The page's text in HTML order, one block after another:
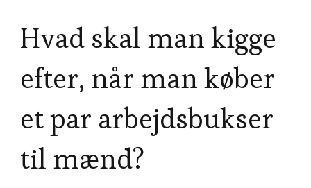
Hvad skal man kigge
efter, når man køber
et par arbejdsbukser
til mænd?